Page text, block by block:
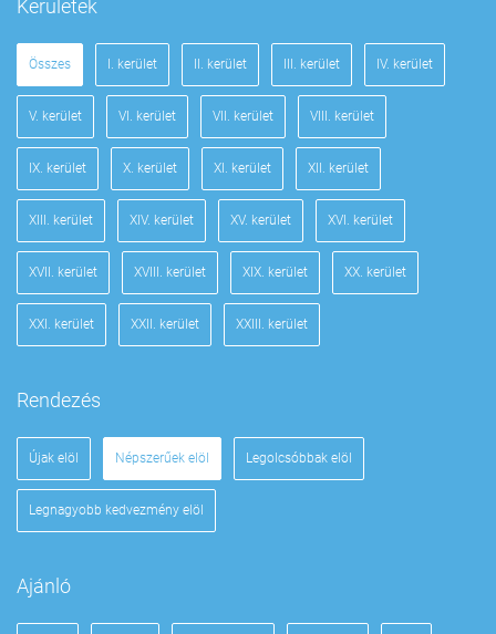
Kerületek
Összes I. kerület II. kerület III. kerület IV. kerület
V. kerület VI. kerület VII. kerület VIII. kerület
IX. kerület X. kerület XI. kerület XII. kerület
XIII. kerület XIV. kerület XV. kerület XVI. kerület
XVII. kerület XVIII. kerület XIX. kerület XX. kerület
XXI. kerület XXII. kerület XXIII. kerület
Rendezés
Újak elöl Népszerűek elöl Legolcsóbbak elöl
Legnagyobb kedvezmény elöl
Ajánló